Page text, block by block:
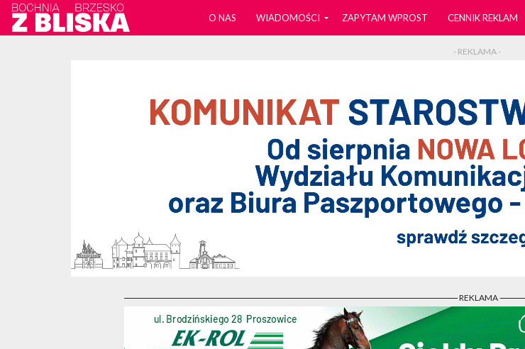
O NAS WIADOMOŚCI ZAPYTAM WPROST CENNIK REKLAM
- REKLAMA -
- REKLAMA -